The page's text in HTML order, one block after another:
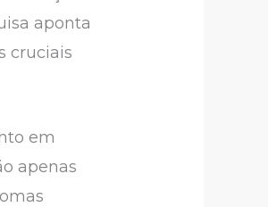
aponta
cruciais
em
apenas